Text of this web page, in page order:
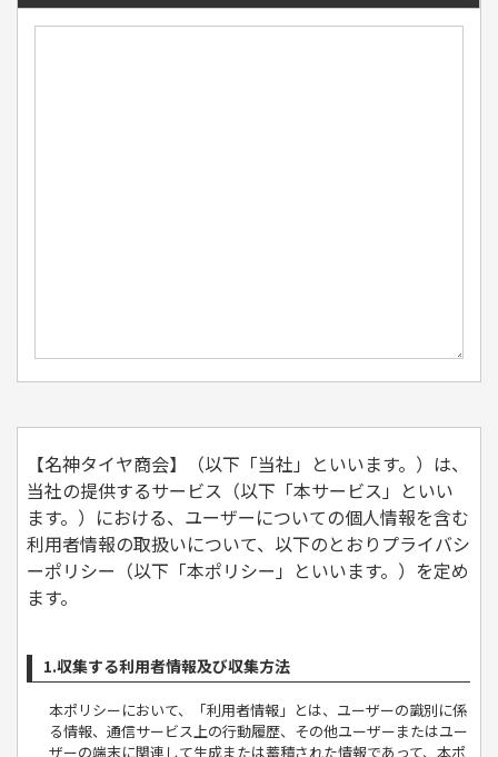
【名神タイヤ商会】（以下「当社」といいます。）は、
当社の提供するサービス（以下「本サービス」といい
ます。）における、ユーザーについての個人情報を含む
利用者情報の取扱いについて、以下のとおりプライバシ
ーポリシー（以下「本ポリシー」といいます。）を定め
ます。
1.収集する利用者情報及び収集方法
本ポリシーにおいて、「利用者情報」とは、ユーザーの識別に係
る情報、通信サービス上の行動履歴、その他ユーザーまたはユー
ザーの端末に関連して生成または蓄積された情報であって、本ポ